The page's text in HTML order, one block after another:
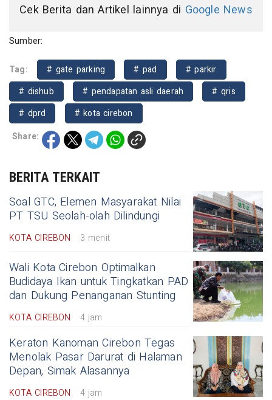
Cek Berita dan Artikel lainnya di Google News
Sumber:
Tag: # gate parking # pad
# parkir
# dishub
# pendapatan asli daerah
# qris
# dprd
# kota cirebon
Share:
BERITA TERKAIT
Soal GTC, Elemen Masyarakat Nilai
PT TSU Seolah-olah Dilindungi
KOTA CIREBON 3 menit
Wali Kota Cirebon Optimalkan
Budidaya Ikan untuk Tingkatkan PAD
dan Dukung Penanganan Stunting
KOTA CIREBON 4 jam
Keraton Kanoman Cirebon Tegas
Menolak Pasar Darurat di Halaman
Depan, Simak Alasannya
KOTA CIREBON 4 jam